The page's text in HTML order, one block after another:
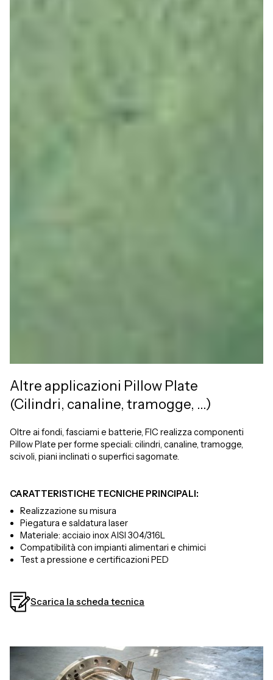
Altre applicazioni Pillow Plate
(Cilindri, canaline, tramogge, ...)
Oltre ai fondi, fasciami e batterie, FIC realizza componenti
Pillow Plate per forme speciali: cilindri, canaline, tramogge,
scivoli, piani inclinati o superfici sagomate.
CARATTERISTICHE TECNICHE PRINCIPALI:
Realizzazione su misura
Piegatura e saldatura laser
Materiale: acciaio inox AISI 304/316L
Compatibilità con impianti alimentari e chimici
Test a pressione e certificazioni PED
Scarica la scheda tecnica